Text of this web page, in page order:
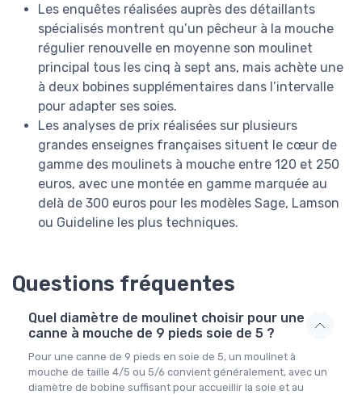
Les enquêtes réalisées auprès des détaillants
spécialisés montrent qu’un pêcheur à la mouche
régulier renouvelle en moyenne son moulinet
principal tous les cinq à sept ans, mais achète une
à deux bobines supplémentaires dans l’intervalle
pour adapter ses soies.
Les analyses de prix réalisées sur plusieurs
grandes enseignes françaises situent le cœur de
gamme des moulinets à mouche entre 120 et 250
euros, avec une montée en gamme marquée au
delà de 300 euros pour les modèles Sage, Lamson
ou Guideline les plus techniques.
Questions fréquentes
Quel diamètre de moulinet choisir pour une
canne à mouche de 9 pieds soie de 5 ?
Pour une canne de 9 pieds en soie de 5, un moulinet à
mouche de taille 4/5 ou 5/6 convient généralement, avec un
diamètre de bobine suffisant pour accueillir la soie et au